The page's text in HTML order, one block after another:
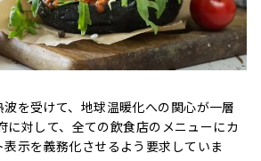
を受けて、地球温暖化への関心が一層
に対して、全ての飲食店のメニューにカ
示を義務化させるよう要求していま